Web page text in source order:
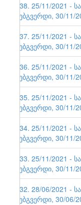
138. 25/11/2021 -
ვებგვერდი, 30/11/
137. 25/11/2021 -
ვებგვერდი, 30/11/
136. 25/11/2021 -
ვებგვერდი, 30/11/
135. 25/11/2021 -
ვებგვერდი, 30/11/
134. 25/11/2021 -
ვებგვერდი, 30/11/
133. 25/11/2021 -
ვებგვერდი, 30/11/
132. 28/06/2021 -
ვებგვერდი, 30/06/